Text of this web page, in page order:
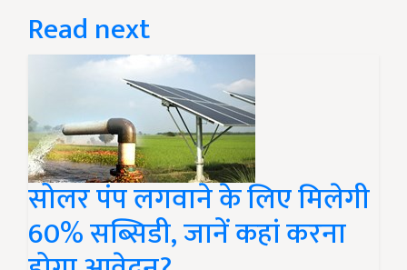
Read next
सोलर पंप लगवाने के लिए मिलेगी
60% सब्सिडी, जानें कहां करना